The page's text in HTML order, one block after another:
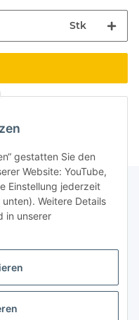
Stk
geladen ...
gestatten Sie den
Website: YouTube,
Einstellung jederzeit
Weitere Details
in unserer